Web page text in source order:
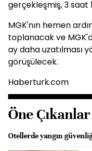
gerçekleşmiş, 3 saat
MGK'nın hemen
toplanacak ve
ay daha uzatılması
görüşülecek.
Haberturk.com
Öne Çıkanlar
Otellerde yangın